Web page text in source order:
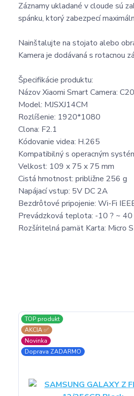
Záznamy ukladané v cloude sú
spánku, ktorý zabezpecí
Nainštalujte na stojato alebo
Kamera je dodávaná s rotacnou
Špecifikácie produktu:
Názov Xiaomi Smart Camera:
Model: MJSXJ14CM
Rozlíšenie: 1920*1080
Clona: F2.1
Kódovanie videa: H.265
Kompatibilný s operacným
Velkost: 109 x 75 x 75 mm
Cistá hmotnost: približne 256 g
Napájací vstup: 5V DC 2A
Bezdrôtové pripojenie: Wi-Fi
Prevádzková teplota: -10 ? ~ 40
Rozšíritelná pamät Karta: Micro
TOP produkt
AKCIA ✅
Novinka
Doprava ZADARMO